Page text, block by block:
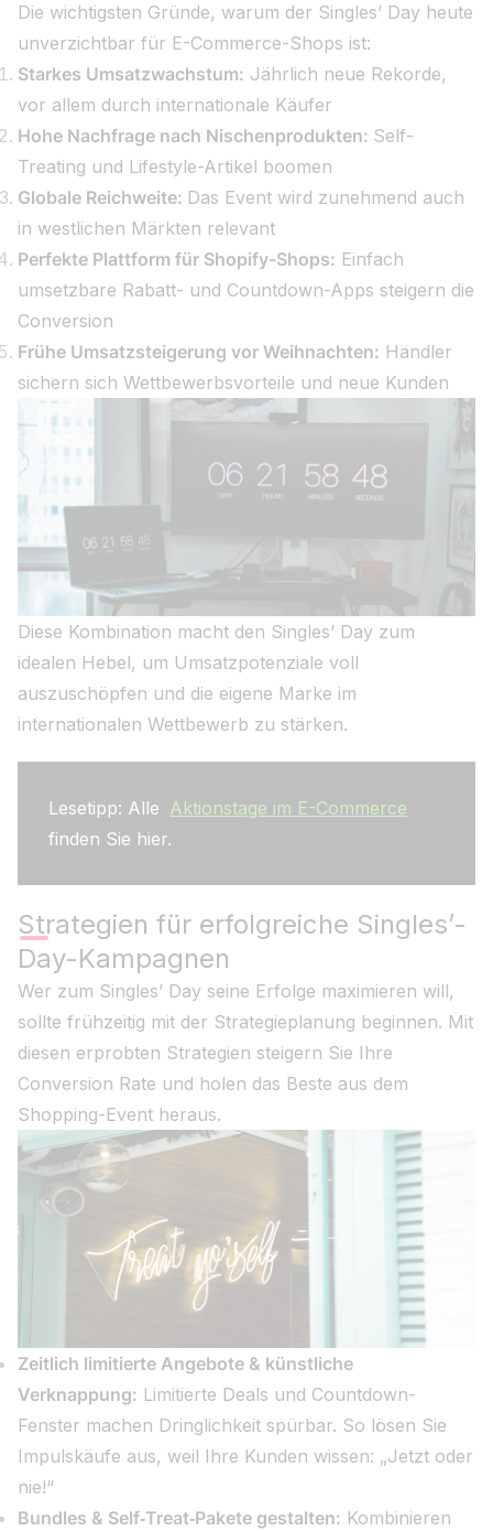
Die wichtigsten Gründe, warum der Singles’ Day heute
unverzichtbar für E-Commerce-Shops ist:
Starkes Umsatzwachstum: Jährlich neue Rekorde,
vor allem durch internationale Käufer
Hohe Nachfrage nach Nischenprodukten: Self-
Treating und Lifestyle-Artikel boomen
Globale Reichweite: Das Event wird zunehmend auch
in westlichen Märkten relevant
Perfekte Plattform für Shopify-Shops: Einfach
umsetzbare Rabatt- und Countdown-Apps steigern die
Conversion
Frühe Umsatzsteigerung vor Weihnachten: Händler
sichern sich Wettbewerbsvorteile und neue Kunden
Diese Kombination macht den Singles’ Day zum
idealen Hebel, um Umsatzpotenziale voll
auszuschöpfen und die eigene Marke im
internationalen Wettbewerb zu stärken.
Lesetipp: Alle Aktionstage im E-Commerce
finden Sie hier.
Strategien für erfolgreiche Singles’-
Day-Kampagnen
Wer zum Singles’ Day seine Erfolge maximieren will,
sollte frühzeitig mit der Strategieplanung beginnen. Mit
diesen erprobten Strategien steigern Sie Ihre
Conversion Rate und holen das Beste aus dem
Shopping-Event heraus.
Zeitlich limitierte Angebote & künstliche
Verknappung: Limitierte Deals und Countdown-
Fenster machen Dringlichkeit spürbar. So lösen Sie
Impulskäufe aus, weil Ihre Kunden wissen: „Jetzt oder
nie!“
Bundles & Self‑Treat‑Pakete gestalten: Kombinieren